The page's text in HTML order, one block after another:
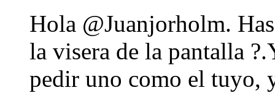
Hola @Juanjorholm.
la visera de la pantalla
pedir uno como el tuyo,